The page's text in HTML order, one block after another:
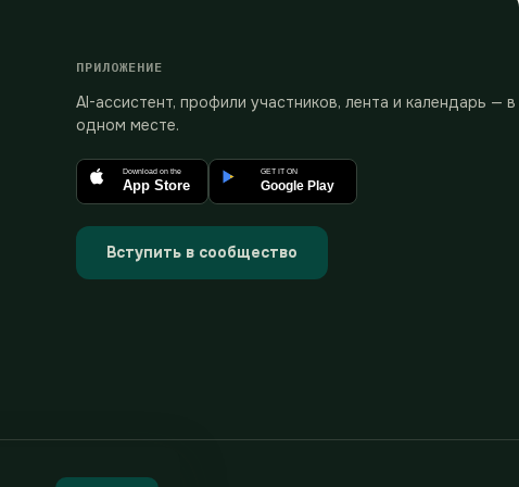
ПРИЛОЖЕНИЕ
AI-ассистент, профили участников, лента и календарь — в
одном месте.
Download on the
App Store
GET IT ON
Google Play
Вступить в сообщество